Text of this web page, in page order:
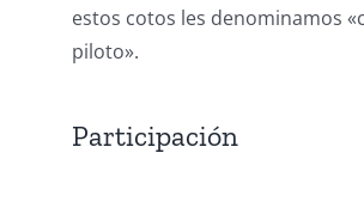
estos cotos les denominamos
piloto».
Participación